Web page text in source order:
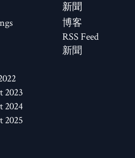
新聞
博客
RSS Feed
新聞
Annual Report
2023 Financial Report
2024 Financial Report
2025 Financial Report